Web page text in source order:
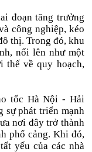
đoạn tăng trưởng
công nghiệp, kéo
thị. Trong đó, khu
nổi lên như một
thế về quy hoạch,
tốc Hà Nội - Hải
sự phát triển mạnh
nơi đây trở thành
phố cảng. Khi đó,
yếu của các nhà